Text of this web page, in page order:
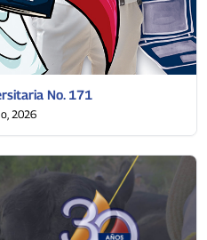
No. 171
2026